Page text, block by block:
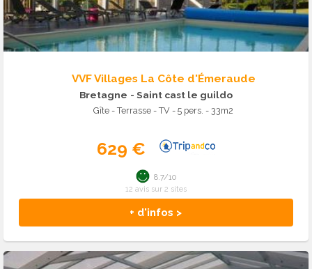
VVF Villages La Côte d'Émeraude
Bretagne - Saint cast le guildo
Gîte - Terrasse - TV - 5 pers. - 33m2
629 €
+ d'infos >
8.7/10
12 avis sur 2 sites